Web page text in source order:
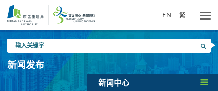
要
EN 繁
入
关
键
搜寻
新闻发布
新闻中心